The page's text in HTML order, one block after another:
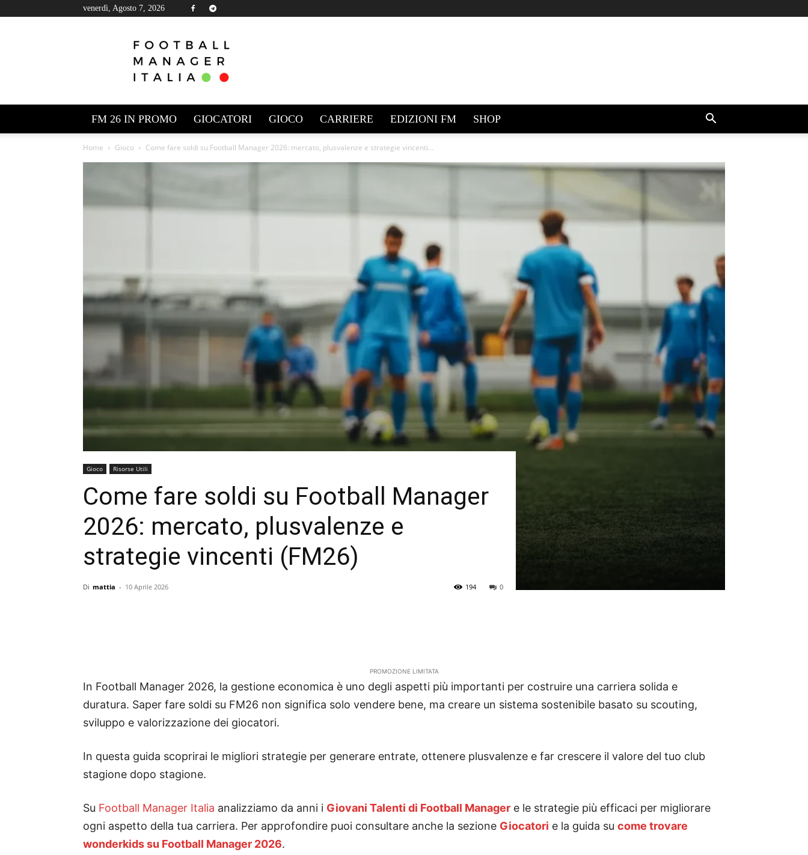
venerdì, Agosto 7, 2026
Football
Manager
Italia
FM 26 IN PROMO GIOCATORI GIOCO CARRIERE EDIZIONI FM SHOP
Home Gioco Come fare soldi su Football Manager 2026: mercato, plusvalenze e strategie vincenti...
Gioco Risorse Utili
Come fare soldi su Football Manager
2026: mercato, plusvalenze e
strategie vincenti (FM26)
Di mattia - 10 Aprile 2026 0
194
PROMOZIONE LIMITATA
In Football Manager 2026, la gestione economica è uno degli aspetti più importanti per costruire una carriera solida e
duratura. Saper fare soldi su FM26 non significa solo vendere bene, ma creare un sistema sostenibile basato su scouting,
sviluppo e valorizzazione dei giocatori.
In questa guida scoprirai le migliori strategie per generare entrate, ottenere plusvalenze e far crescere il valore del tuo club
stagione dopo stagione.
Su Football Manager Italia analizziamo da anni i Giovani Talenti di Football Manager e le strategie più efficaci per migliorare
ogni aspetto della tua carriera. Per approfondire puoi consultare anche la sezione Giocatori e la guida su come trovare
wonderkids su Football Manager 2026.